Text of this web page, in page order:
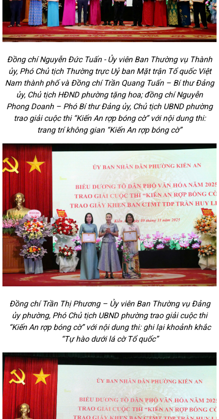
Đồng chí Nguyễn Đức Tuấn - Ủy viên Ban Thường vụ Thành
ủy, Phó Chủ tịch Thường trực Uỷ ban Mặt trận Tổ quốc Việt
Nam thành phố và Đồng chí Trần Quang Tuấn – Bí thư Đảng
ủy, Chủ tịch HĐND phường tặng hoa; đồng chí Nguyễn
Phong Doanh – Phó Bí thư Đảng ủy, Chủ tịch UBND phường
trao giải cuộc thi “Kiến An rợp bóng cờ” với nội dung thi:
trang trí không gian “Kiến An rợp bóng cờ”
Đồng chí Trần Thị Phương – Ủy viên Ban Thường vụ Đảng
ủy phường, Phó Chủ tịch UBND phường trao giải cuộc thi
“Kiến An rợp bóng cờ” với nội dung thi: ghi lại khoảnh khắc
“Tự hào dưới lá cờ Tổ quốc”